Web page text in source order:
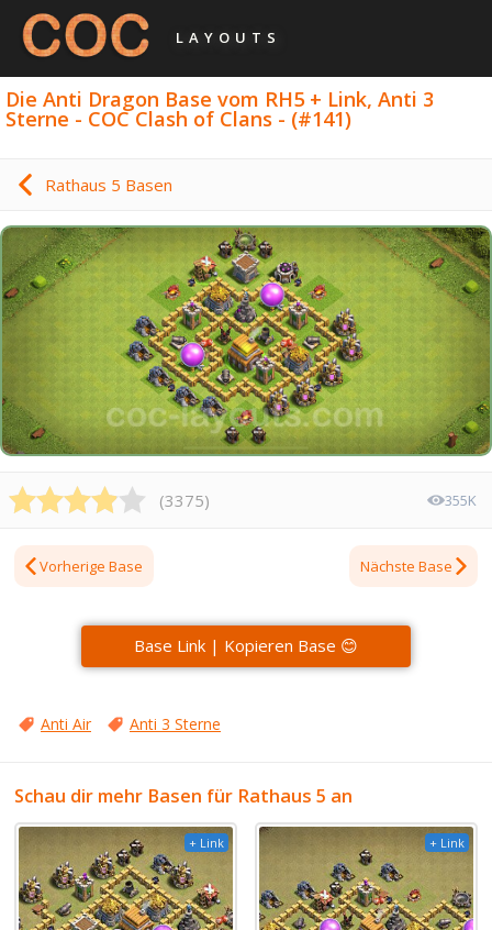
LAYOUTS
Die Anti Dragon Base vom RH5 + Link, Anti 3
Sterne - COC Clash of Clans - (#141)
Rathaus 5 Basen
(3375) 355K
Vorherige Base Nächste Base
Base Link | Kopieren Base 😊
Anti Air Anti 3 Sterne
Schau dir mehr Basen für Rathaus 5 an
+ Link + Link